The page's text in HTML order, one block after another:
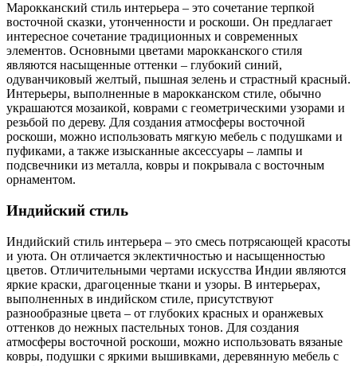
Марокканский стиль интерьера – это сочетание терпкой
восточной сказки, утонченности и роскоши. Он предлагает
интересное сочетание традиционных и современных
элементов. Основными цветами марокканского стиля
являются насыщенные оттенки – глубокий синий,
одуванчиковый желтый, пышная зелень и страстный красный.
Интерьеры, выполненные в марокканском стиле, обычно
украшаются мозаикой, коврами с геометрическими узорами и
резьбой по дереву. Для создания атмосферы восточной
роскоши, можно использовать мягкую мебель с подушками и
пуфиками, а также изысканные аксессуары – лампы и
подсвечники из металла, ковры и покрывала с восточным
орнаментом.
Индийский стиль
Индийский стиль интерьера – это смесь потрясающей красоты
и уюта. Он отличается эклектичностью и насыщенностью
цветов. Отличительными чертами искусства Индии являются
яркие краски, драгоценные ткани и узоры. В интерьерах,
выполненных в индийском стиле, присутствуют
разнообразные цвета – от глубоких красных и оранжевых
оттенков до нежных пастельных тонов. Для создания
атмосферы восточной роскоши, можно использовать вязаные
ковры, подушки с яркими вышивками, деревянную мебель с